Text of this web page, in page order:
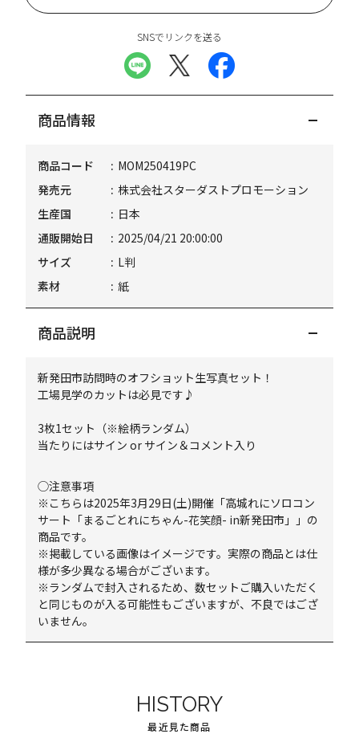
SNSでリンクを送る
商品情報
商品コード
MOM250419PC
発売元
株式会社スターダストプロモーション
生産国
日本
通販開始日
2025/04/21 20:00:00
サイズ
L判
素材
紙
商品説明
新発田市訪問時のオフショット生写真セット！
工場見学のカットは必見です♪
3枚1セット（※絵柄ランダム）
当たりにはサイン or サイン＆コメント入り
◯注意事項
※こちらは2025年3月29日(土)開催「高城れにソロコン
サート「まるごとれにちゃん-花笑顔- in新発田市」」の
商品です。
※掲載している画像はイメージです。実際の商品とは仕
様が多少異なる場合がございます。
※ランダムで封入されるため、数セットご購入いただく
と同じものが入る可能性もございますが、不良ではござ
いません。
HISTORY
最近見た商品